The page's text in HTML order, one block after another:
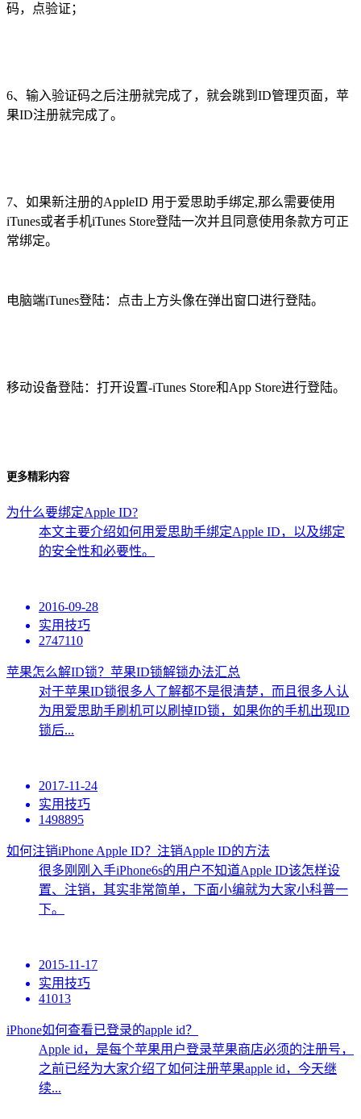
码，点验证；
6、输入验证码之后注册就完成了，就会跳到ID管理页面，苹
果ID注册就完成了。
7、如果新注册的AppleID 用于爱思助手绑定,那么需要使用
iTunes或者手机iTunes Store登陆一次并且同意使用条款方可正
常绑定。
电脑端iTunes登陆：点击上方头像在弹出窗口进行登陆。
移动设备登陆：打开设置-iTunes Store和App Store进行登陆。
更多精彩内容
为什么要绑定Apple ID?
本文主要介绍如何用爱思助手绑定Apple ID，以及绑定
的安全性和必要性。
2016-09-28
实用技巧
2747110
苹果怎么解ID锁？苹果ID锁解锁办法汇总
对于苹果ID锁很多人了解都不是很清楚，而且很多人认
为用爱思助手刷机可以刷掉ID锁，如果你的手机出现ID
锁后...
2017-11-24
实用技巧
1498895
如何注销iPhone Apple ID？注销Apple ID的方法
很多刚刚入手iPhone6s的用户不知道Apple ID该怎样设
置、注销，其实非常简单，下面小编就为大家小科普一
下。
2015-11-17
实用技巧
41013
iPhone如何查看已登录的apple id？
Apple id，是每个苹果用户登录苹果商店必须的注册号，
之前已经为大家介绍了如何注册苹果apple id，今天继
续...